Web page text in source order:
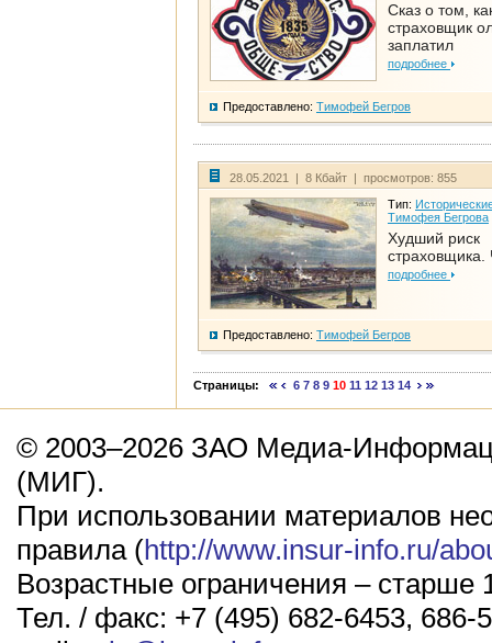
Сказ о том,
страховщик
заплатил
подробнее
Предоставлено: Тимофей Бегров
28.05.2021 | 8 Кбайт | просмотров: 855
Тип:
Тимофея Бегрова
Худший риск
страховщика.
подробнее
Предоставлено: Тимофей Бегров
Страницы: 6 7 8 9 10 11 12 13 14
© 2003–2026 ЗАО Медиа-
(МИГ).
При использовании материалов
правила (http://www.insur-info.ru/
Возрастные ограничения – старше
Тел. / факс: +7 (495) 682-6453, 686-